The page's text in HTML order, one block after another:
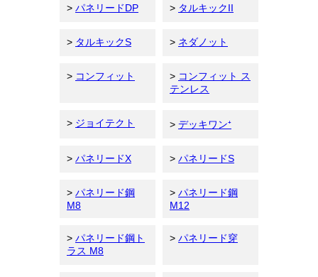
> パネリードDP > タルキックII
> タルキックS > ネダノット
> コンフィット > コンフィット ス
テンレス
> ジョイテクト > デッキワン⁺
> パネリードX > パネリードS
> パネリード鋼
M8
> パネリード鋼
M12
> パネリード鋼ト
ラス M8
> パネリード穿